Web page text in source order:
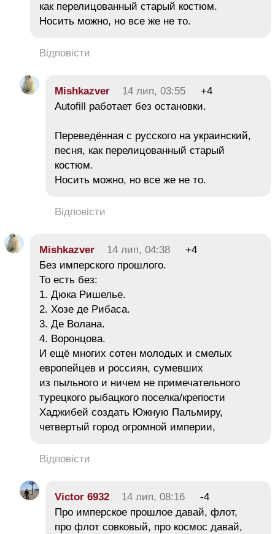
как перелицованный старый костюм.
Носить можно, но все же не то.
Відповісти
Mishkazver 14 лип, 03:55
+4
Autofill работает без остановки.
Переведённая с русского на украинский,
песня, как перелицованный старый
костюм.
Носить можно, но все же не то.
Відповісти
Mishkazver 14 лип, 04:38
+4
Без имперского прошлого.
То есть без:
1. Дюка Ришелье.
2. Хозе де Рибаса.
3. Де Волана.
4. Воронцова.
И ещё многих сотен молодых и смелых
европейцев и россиян, сумевших
из пыльного и ничем не примечательного
турецкого рыбацкого поселка/крепости
Хаджибей создать Южную Пальмиру,
четвертый город огромной империи,
Відповісти
Victor 6932 14 лип, 08:16
-4
Про имперское прошлое давай, флот,
про флот совковый, про космос давай,